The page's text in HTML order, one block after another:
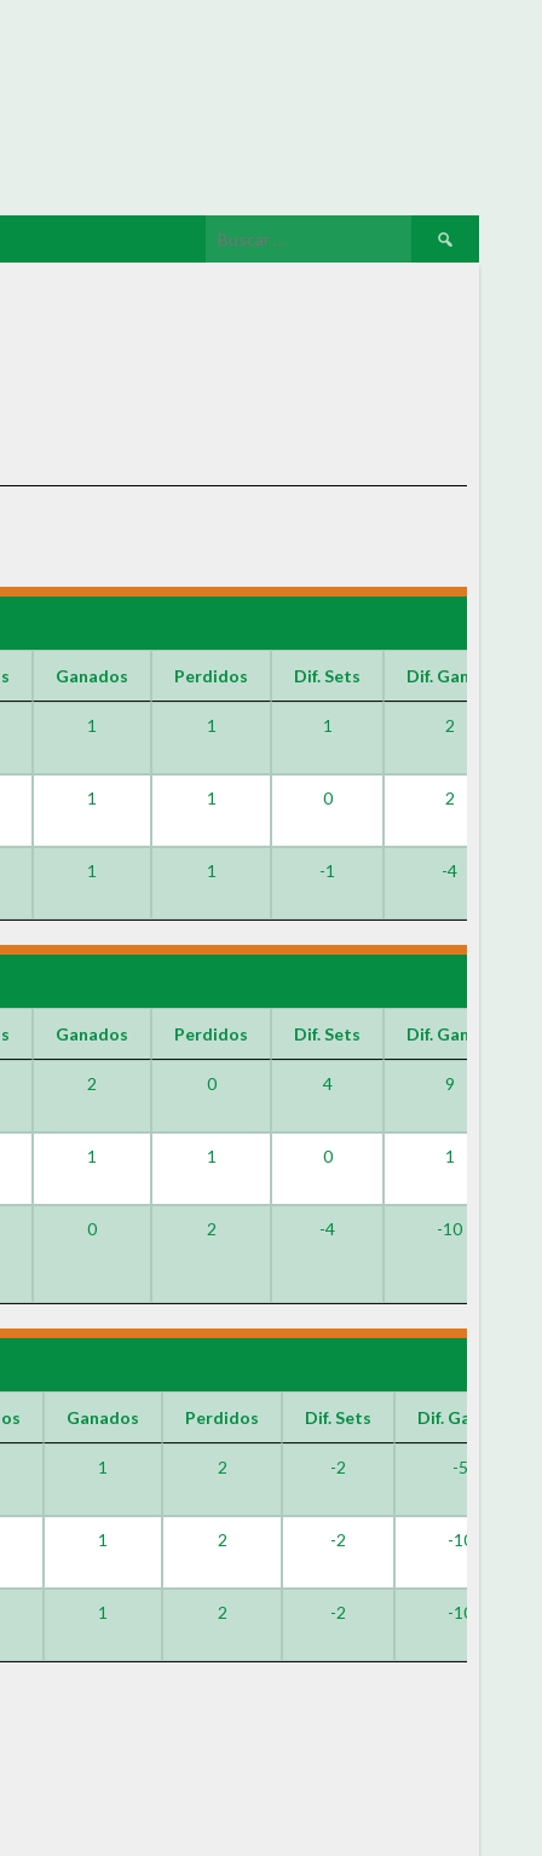
Ganados Perdidos Dif. Sets Dif. Games
1 1 1 2
1 1 0 2
1 1 -1 -4
Ganados Perdidos Dif. Sets Dif. Games
2 0 4 9
1 1 0 1
0 2 -4 -10
Ganados Perdidos Dif. Sets Dif. Games
1 2 -2 -5
1 2 -2 -10
1 2 -2 -10